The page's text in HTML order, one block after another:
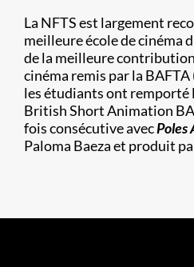
La NFTS est largement
meilleure école de cinéma
de la meilleure
cinéma remis par la
les étudiants ont remporté
British Short Animation
fois consécutive avecPoles
Paloma Baeza et produit